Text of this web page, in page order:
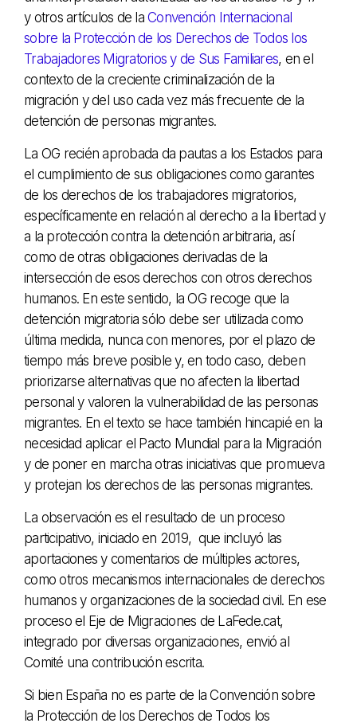
y otros artículos de la Convención Internacional
sobre la Protección de los Derechos de Todos los
Trabajadores Migratorios y de Sus Familiares, en el
contexto de la creciente criminalización de la
migración y del uso cada vez más frecuente de la
detención de personas migrantes.
La OG recién aprobada da pautas a los Estados para
el cumplimiento de sus obligaciones como garantes
de los derechos de los trabajadores migratorios,
específicamente en relación al derecho a la libertad y
a la protección contra la detención arbitraria, así
como de otras obligaciones derivadas de la
intersección de esos derechos con otros derechos
humanos. En este sentido, la OG recoge que la
detención migratoria sólo debe ser utilizada como
última medida, nunca con menores, por el plazo de
tiempo más breve posible y, en todo caso, deben
priorizarse alternativas que no afecten la libertad
personal y valoren la vulnerabilidad de las personas
migrantes. En el texto se hace también hincapié en la
necesidad aplicar el Pacto Mundial para la Migración
y de poner en marcha otras iniciativas que promueva
y protejan los derechos de las personas migrantes.
La observación es el resultado de un proceso
participativo, iniciado en 2019, que incluyó las
aportaciones y comentarios de múltiples actores,
como otros mecanismos internacionales de derechos
humanos y organizaciones de la sociedad civil. En ese
proceso el Eje de Migraciones de LaFede.cat,
integrado por diversas organizaciones, envió al
Comité una contribución escrita.
Si bien España no es parte de la Convención sobre
la Protección de los Derechos de Todos los